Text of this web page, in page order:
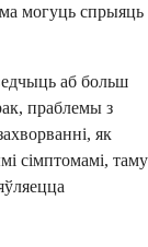
могуць спрыяць
аб больш
праблемы з
як
сімптомамі, таму